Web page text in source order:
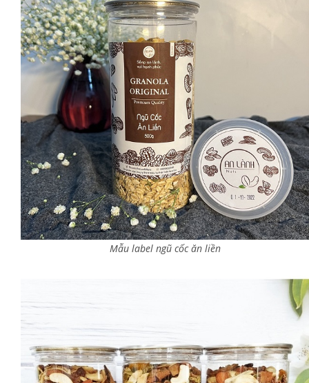
Mẫu label ngũ cốc ăn liền